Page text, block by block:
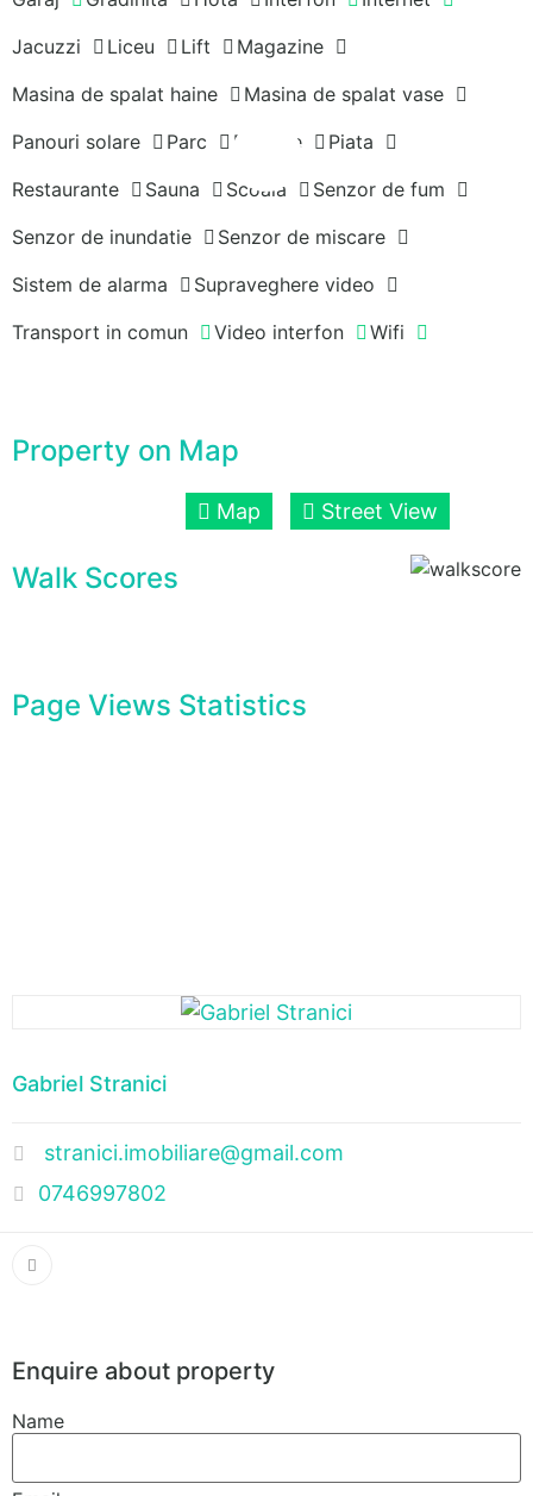
Jacuzzi
Liceu Lift
Magazine
Masina de spalat haine
Masina de spalat vase
Panouri solare
Parc Parcare
Piata
Restaurante
Sauna Scoala
Senzor de fum
Senzor de inundatie
Senzor de miscare
Sistem de alarma
Supraveghere video
Transport in comun
Video interfon Wifi
Property on Map
Map Street View
Walk Scores
Page Views Statistics
Gabriel Stranici
stranici.imobiliare@gmail.com
0746997802
Enquire about property
Name